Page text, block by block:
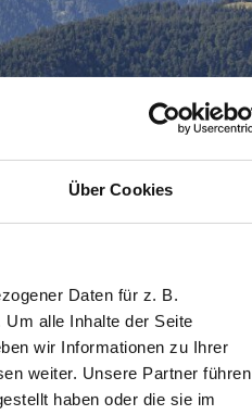
Über Cookies
Daten für z. B.
Um alle Inhalte der Seite
wir Informationen zu Ihrer
weiter. Unsere Partner führen
haben oder die sie im